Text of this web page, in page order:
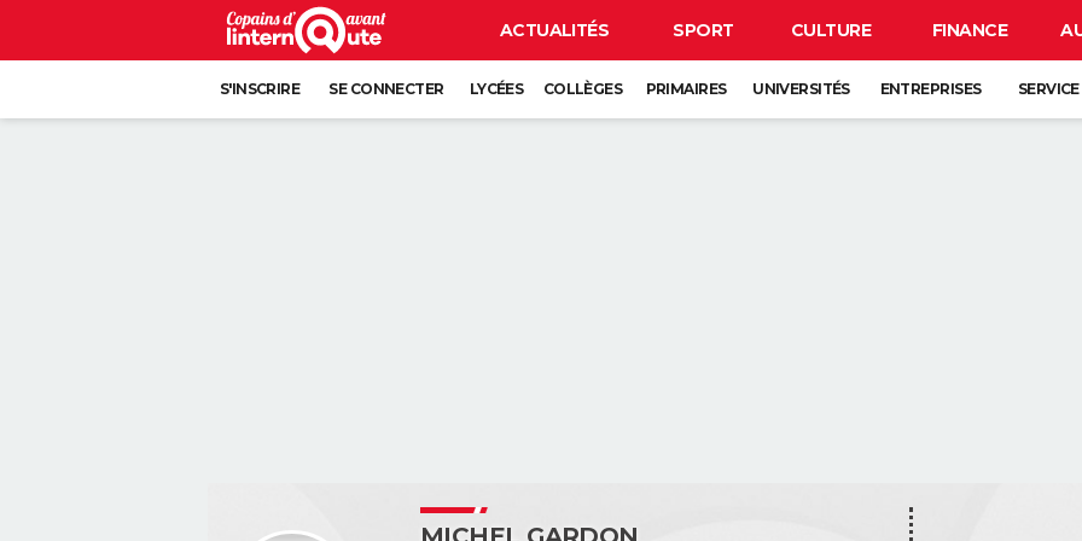
ACTUALITÉS SPORT CULTURE FINANCE
S'INSCRIRE SE CONNECTER LYCÉES COLLÈGES PRIMAIRES UNIVERSITÉS ENTREPRISES